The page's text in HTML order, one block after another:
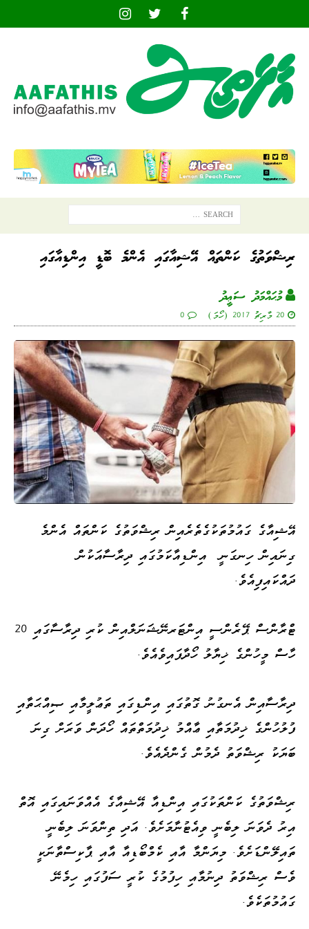
ރިޝްވަތުގެ ކަންތައް އޭޝިއާގައި އެންމެ ބޮޑީ އިންޑިއާގައި
މުޙައްމަދު ސަޢީދު
20 މާރިޗު 2017 (ހޯމަ) 0
އޭޝިއާގެ ގައުމުތަކުގެތެރެއިން ރިޝްވަތުގެ ކަންތައް އެންމެ
ގިނައިން ހިނގަނީ އިންޑިއާކަމުގައި ދިރާސާއަކުން
ދައްކައިފިއެވެ.
ޓްރާންސް ޕޭރެންސީ އިންޓަރނޭޝަނަލްއިން ކުރި ދިރާސާގައި 20
ހާސް މީހުންގެ ޚިޔާލު ހޯދާފައިވެއެވެ.
ދިރާސާއިން އެނގުނު ގޮތުގައި އިންޑިގައި ތަޢުލީމާއި ޞިއްޙަތާއި
ފުލުހުންގެ ޚިދުމަތާއި ޢާއްމު ޚިދުމަތްތައް ހޯދަން ވަރަށް ގިނަ
ބަޔަކު ރިޝްވަތު ދެމުން ގެންދެއެވެ.
ރިޝްވަތުގެ ކަންތަކުގައި އިންޑިއާ އޭޝިއާގެ އެއްވަނައިގައި އޮތް
އިރު ދެވަނަ ލިބެނީ ވިއެޓުނާމަށެވެ. އަދި ތިންވަނަ ލިބެނީ
ތައިލޭންޑަށެވެ. މިޔަންމާ އާއި ކެމްބޯޑިއާ އާއި ޕާކިސްތާނަކީ
ވެސް ރިޝްވަތު ދިނުމާއި ހިފުމުގެ ކުރީ ސަފުގައި ހިމެނޭ
ގައުމުތަކެވެ.